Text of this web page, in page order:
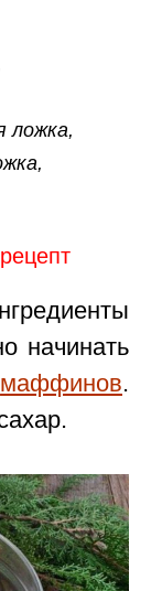
ложка,
начинать
маффинов.